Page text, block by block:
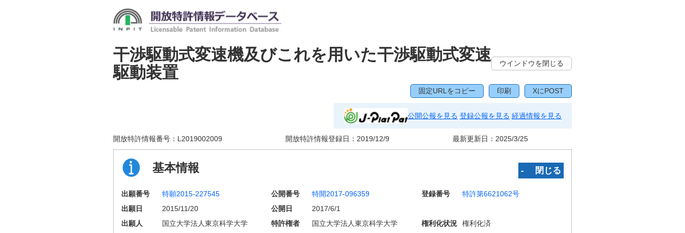
干渉駆動式変速機及びこれを用いた干渉駆動式変速
駆動装置
ウインドウを閉じる
固定URLをコピー 印刷 XにPOST
公開公報を見る 登録公報を見る 経過情報を見る
開放特許情報番号： L2019002009 開放特許情報登録日： 2019/12/9 最新更新日： 2025/3/25
基本情報 ‐ 閉じる
出願番号 特願2015-227545 公開番号 特開2017-096359 登録番号
特許第6621062号
出願日
2015/11/20 公開日
2017/6/1
出願人
国立大学法人東京科学大学 特許権者 国立大学法人東京科学大学 権利化状況
権利化済